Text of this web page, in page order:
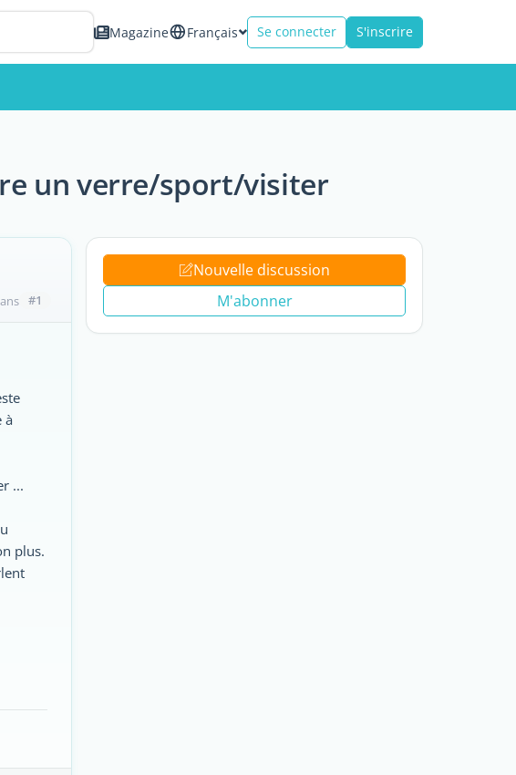
Magazine Français Se connecter S'inscrire
un verre/sport/visiter
#1
à
...
plus.
Nouvelle discussion
M'abonner